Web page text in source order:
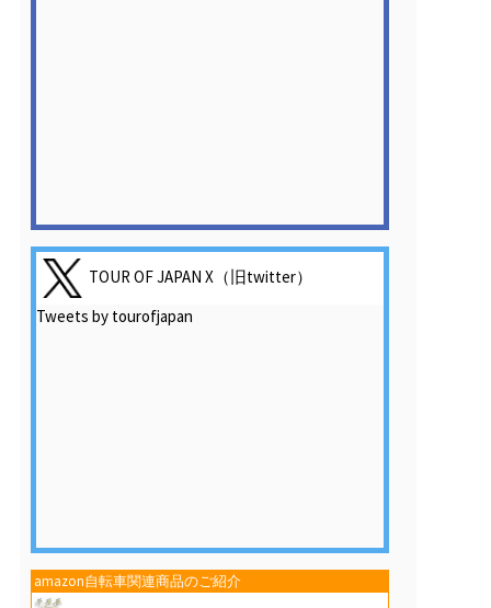
TOUR OF JAPAN X（旧twitter）
Tweets by tourofjapan
amazon自転車関連商品のご紹介